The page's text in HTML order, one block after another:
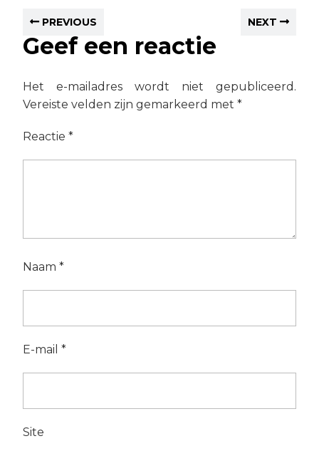
PREVIOUS NEXT
Geef een reactie
Het e-mailadres wordt niet gepubliceerd.
Vereiste velden zijn gemarkeerd met *
Reactie *
Naam *
E-mail *
Site